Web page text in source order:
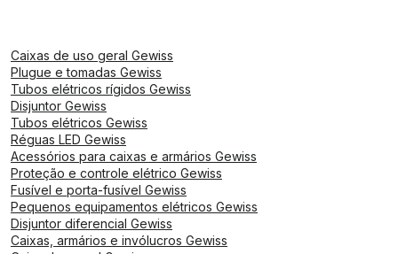
Caixas de uso geral Gewiss
Plugue e tomadas Gewiss
Tubos elétricos rígidos Gewiss
Disjuntor Gewiss
Tubos elétricos Gewiss
Réguas LED Gewiss
Acessórios para caixas e armários Gewiss
Proteção e controle elétrico Gewiss
Fusível e porta-fusível Gewiss
Pequenos equipamentos elétricos Gewiss
Disjuntor diferencial Gewiss
Caixas, armários e invólucros Gewiss